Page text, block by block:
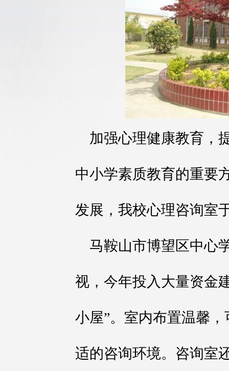
加强心理健康教育，
中小学素质教育的重要
发展，我校心理咨询室
马鞍山市博望区中心
视，今年投入大量资
小屋”。室内布置温馨
适的咨询环境。咨询室